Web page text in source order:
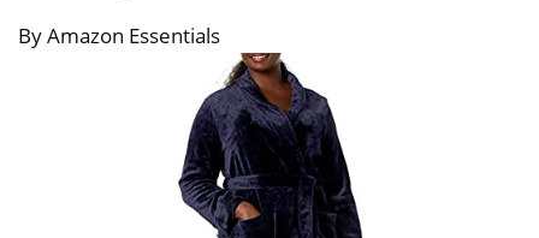
By Amazon Essentials